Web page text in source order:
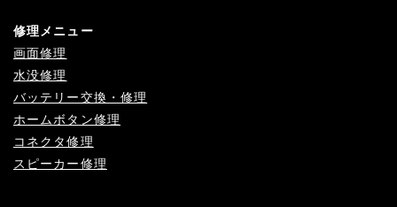
修理メニュー
画面修理
水没修理
バッテリー交換・修理
ホームボタン修理
コネクタ修理
スピーカー修理